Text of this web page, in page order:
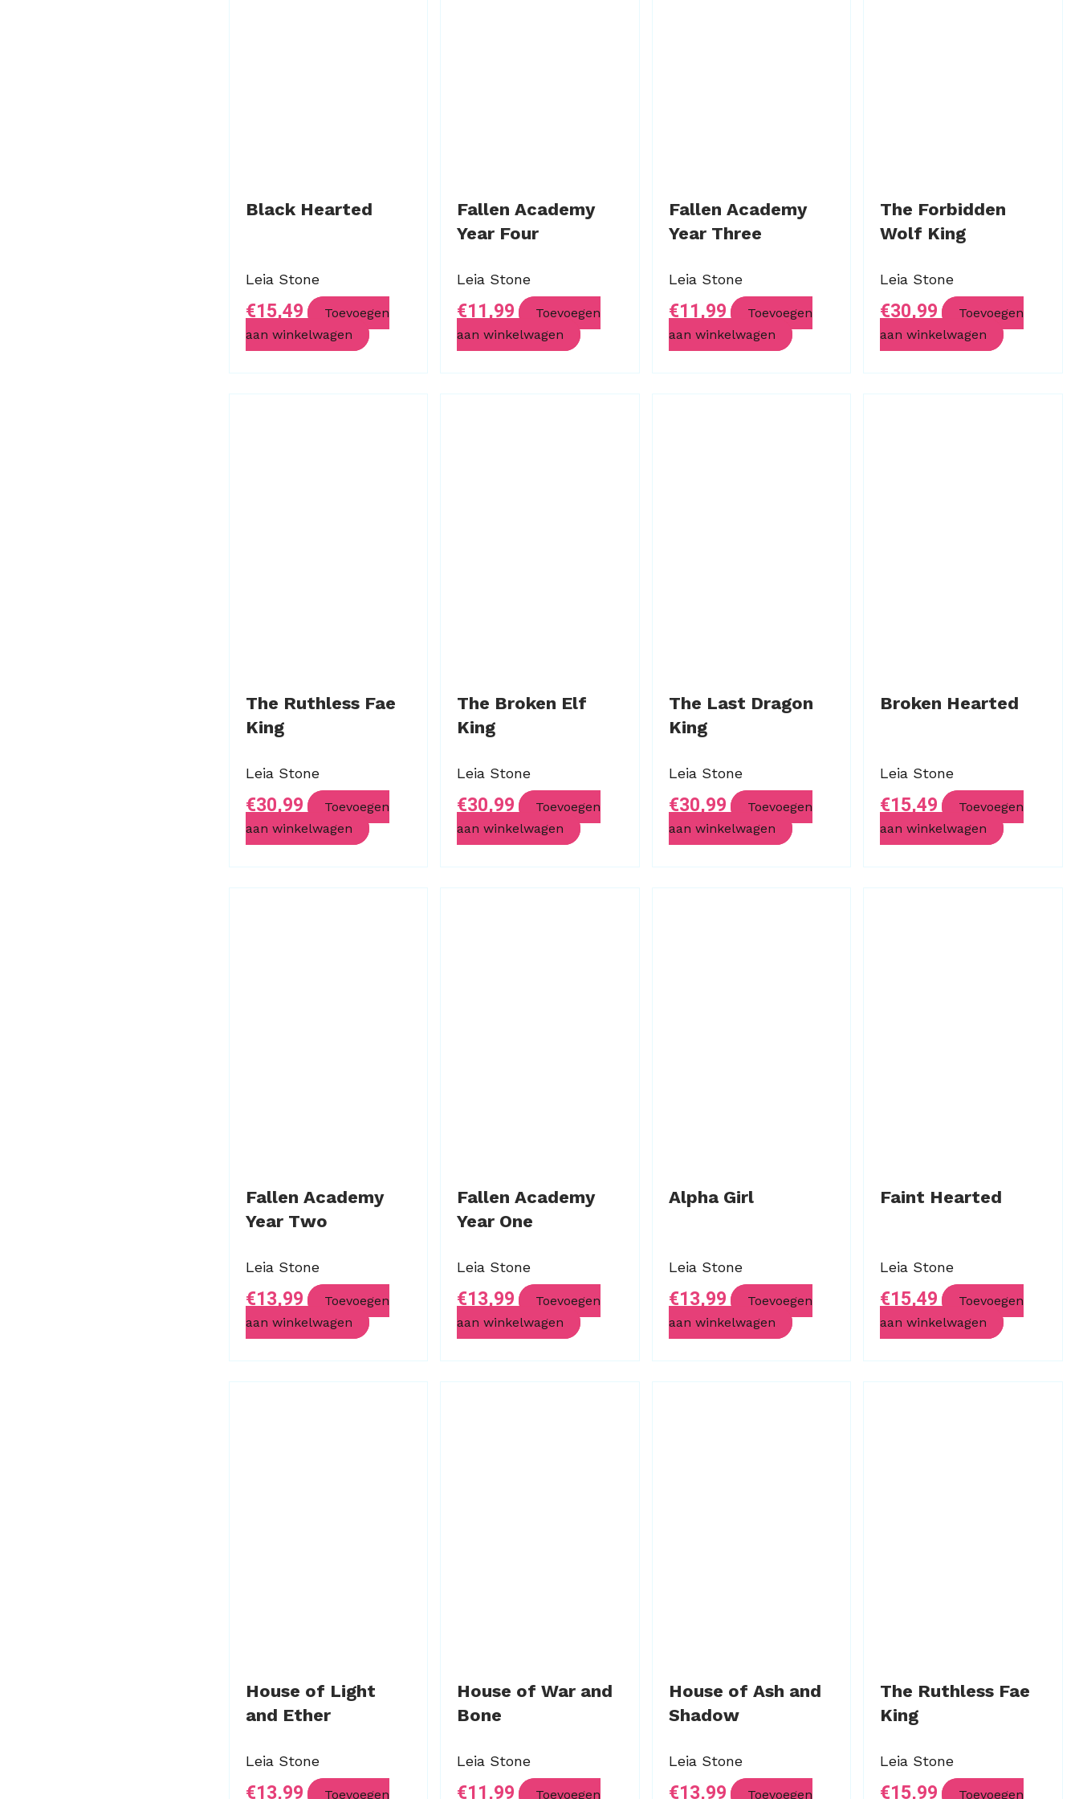
Black Hearted
Leia Stone
€15,49
Toevoegen
aan winkelwagen
Fallen Academy
Year Four
Leia Stone
€11,99
Toevoegen
aan winkelwagen
Fallen Academy
Year Three
Leia Stone
€11,99
Toevoegen
aan winkelwagen
The Forbidden
Wolf King
Leia Stone
€30,99
Toevoegen
aan winkelwagen
The Ruthless Fae
King
Leia Stone
€30,99
Toevoegen
aan winkelwagen
The Broken Elf
King
Leia Stone
€30,99
Toevoegen
aan winkelwagen
The Last Dragon
King
Leia Stone
€30,99
Toevoegen
aan winkelwagen
Broken Hearted
Leia Stone
€15,49
Toevoegen
aan winkelwagen
Fallen Academy
Year Two
Leia Stone
€13,99
Toevoegen
aan winkelwagen
Fallen Academy
Year One
Leia Stone
€13,99
Toevoegen
aan winkelwagen
Alpha Girl
Leia Stone
€13,99
Toevoegen
aan winkelwagen
Faint Hearted
Leia Stone
€15,49
Toevoegen
aan winkelwagen
House of Light
and Ether
Leia Stone
€13,99
Toevoegen
House of War and
Bone
Leia Stone
€11,99
Toevoegen
House of Ash and
Shadow
Leia Stone
€13,99
Toevoegen
The Ruthless Fae
King
Leia Stone
€15,99
Toevoegen